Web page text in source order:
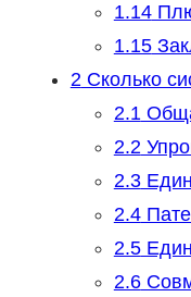
1.14
1.15
2Сколько
2.1
2.2
2.3
2.4
2.5
2.6